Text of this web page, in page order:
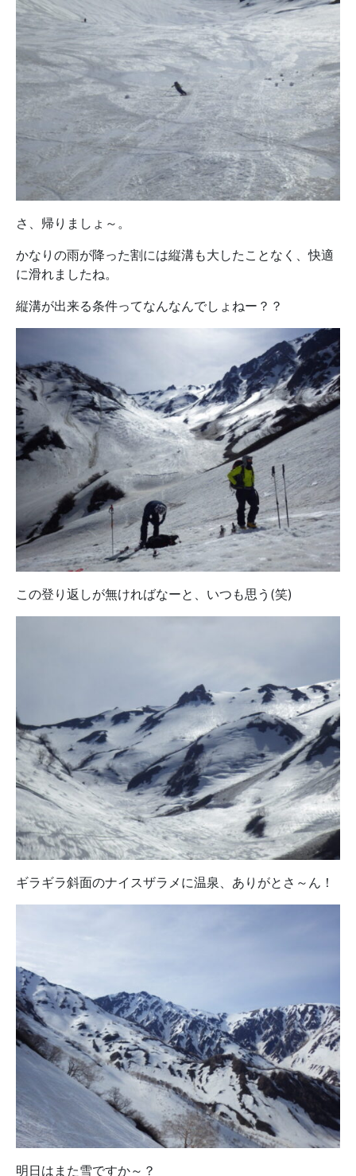
さ、帰りましょ～。
かなりの雨が降った割には縦溝も大したことなく、快適
に滑れましたね。
縦溝が出来る条件ってなんなんでしょねー？？
この登り返しが無ければなーと、いつも思う(笑)
ギラギラ斜面のナイスザラメに温泉、ありがとさ～ん！
明日はまた雪ですか～？